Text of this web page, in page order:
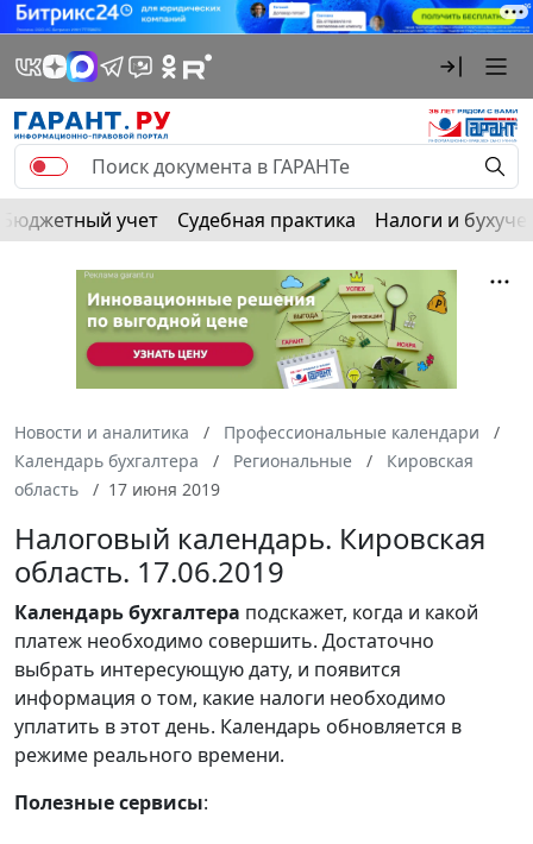
Бюджетный учет Судебная практика Налоги и
Новости и аналитика
Профессиональные календари
Календарь бухгалтера
Региональные
Кировская
область
17 июня 2019
Налоговый календарь. Кировская
область. 17.06.2019
Календарьбухгалтера подскажет, когда и какой
платеж необходимо совершить. Достаточно
выбрать интересующую дату, и появится
информация о том, какие налоги необходимо
уплатить в этот день. Календарь обновляется в
режиме реального времени.
Полезные сервисы: